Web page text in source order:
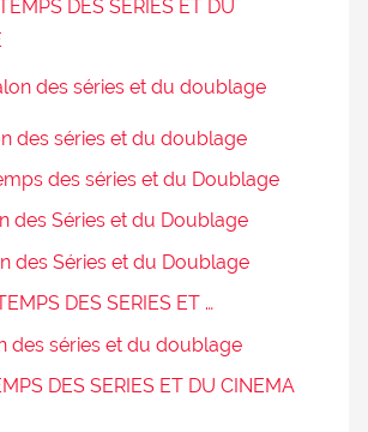
DES SÉRIES ET DU
des séries et du doublage
des séries et du doublage
des séries et du Doublage
des Séries et du Doublage
des Séries et du Doublage
DES SERIES ET …
des séries et du doublage
DES SERIES ET DU CINEMA